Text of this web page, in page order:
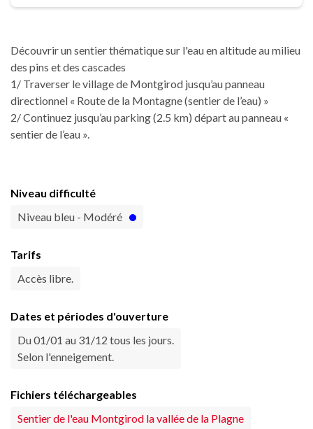
Découvrir un sentier thématique sur l'eau en altitude au milieu
des pins et des cascades
1/ Traverser le village de Montgirod jusqu’au panneau
directionnel « Route de la Montagne (sentier de l’eau) »
2/ Continuez jusqu’au parking (2.5 km) départ au panneau «
sentier de l’eau ».
Niveau difficulté
Niveau bleu - Modéré
Tarifs
Accès libre.
Dates et périodes d'ouverture
Du 01/01 au 31/12 tous les jours.
Selon l'enneigement.
Fichiers téléchargeables
Sentier de l'eau Montgirod la vallée de la Plagne